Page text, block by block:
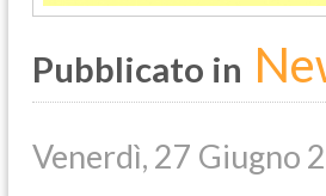
Pubblicato in
Venerdì, 27 Giugno